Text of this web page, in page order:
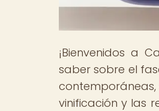
¡Bienvenidos a
saber sobre el
vinificación y las